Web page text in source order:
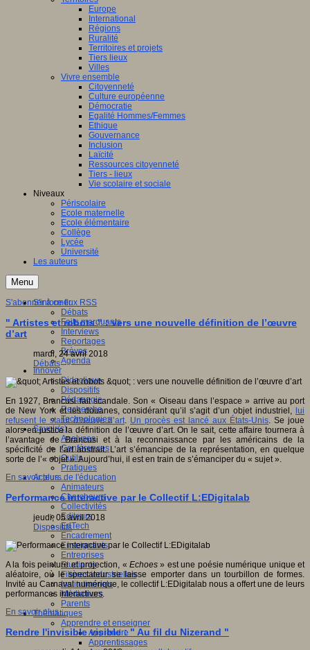
Europe
International
Régions
Ruralité
Territoires et projets
Tiers lieux
Villes
Vivre ensemble
Citoyenneté
Culture européenne
Démocratie
Egalité Hommes/Femmes
Ethique
Gouvernance
Inclusion
Laïcité
Ressources citoyenneté
Tiers - lieux
Vie scolaire et sociale
Niveaux
Périscolaire
Ecole maternelle
Ecole élémentaire
Collège
Lycée
Université
Les auteurs
Menu
S'informer
Débats
Faits marquants
Interviews
Reportages
Brèves
Agenda
Innover
Didactique
Dispositifs
Pédagogie
Recherche
Technologies
Savoir(s)
Analyses
Conférences
Outils
Pratiques
Acteurs de l'éducation
Animateurs
Chercheurs
Collectivités
Editeurs
EdTech
Encadrement
Enseignants
Entreprises
Etudiants
Filières industrielles
Institutionnels
Médiateurs
Parents
Thématiques
Apprendre et enseigner
Apprendre
Apprentissages
S'abonner à ce flux RSS
" Artistes et robots " : vers une nouvelle définition de l’œuvre
d’art
mardi, 24 avril 2018
Débats
En 1927, Brancusi fait scandale. Son « Oiseau dans l’espace » arrive au port
de New York et les douanes, considérant qu’il s’agit d’un objet industriel, lui
refusent le statut d’œuvre d’art. Un procès est lancé aux États-Unis. Se joue
alors en justice la définition de l’œuvre d’art. On le sait, cette affaire tournera à
l’avantage de Brancusi et à la reconnaissance par les américains de la
spécificité de l’art abstrait. L’art s’émancipe de la représentation, en quelque
sorte de l’« objet ». Aujourd’hui, il est en train de s’émanciper du « sujet ».
En savoir plus...
Performance interactive par le Collectif L:EDigitalab
jeudi, 05 avril 2018
Dispositifs
A la fois peinture et projection, « Echoes » est une poésie numérique unique et
aléatoire, où le spectateur se laisse emporter dans un tourbillon de formes.
Invité au Carnaval numérique, le collectif L:EDigitalab nous a offert une de leurs
performances interactives.
En savoir plus...
Rendre l'invisible visible : " Au fil du Nizerand "